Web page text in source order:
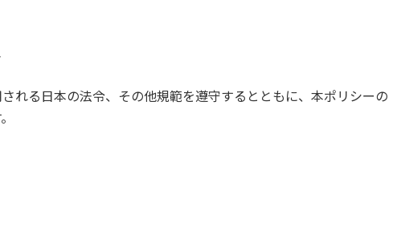
れる日本の法令、その他規範を遵守するとともに、本ポリシーの